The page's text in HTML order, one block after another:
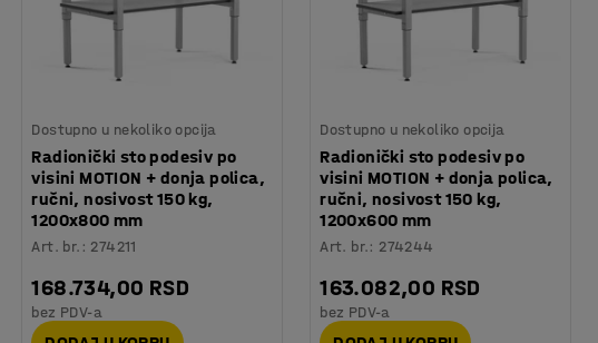
Dostupno u nekoliko opcija
Radionički sto podesiv po
visini MOTION + donja polica,
ručni, nosivost 150 kg,
1200x800 mm
Art. br. : 274211
168.734,00 RSD
bez PDV-a
Dostupno u nekoliko opcija
Radionički sto podesiv po
visini MOTION + donja polica,
ručni, nosivost 150 kg,
1200x600 mm
Art. br.: 274244
163.082,00 RSD
bez PDV-a